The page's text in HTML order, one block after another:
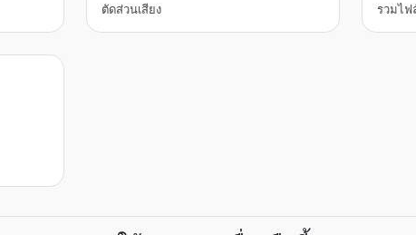
ตัดส่วนเสียง รวมไฟ